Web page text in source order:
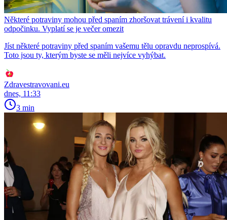
Některé potraviny mohou před spaním zhoršovat trávení i kvalitu
odpočinku. Vyplatí se je večer omezit
Jíst některé potraviny před spaním vašemu tělu opravdu neprospívá.
Toto jsou ty, kterým byste se měli nejvíce vyhýbat.
Zdravestravovani.eu
dnes, 11:33
3 min